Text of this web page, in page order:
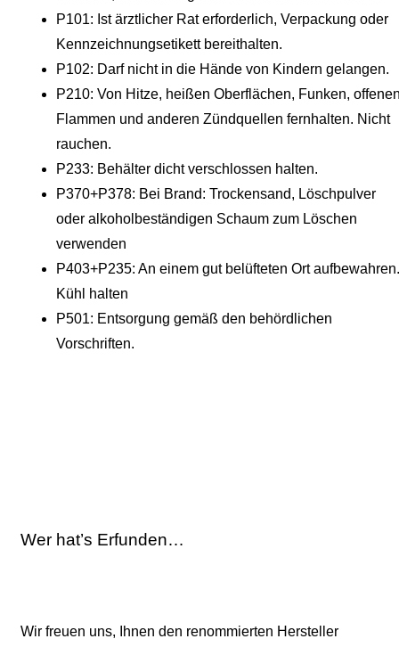
P101: Ist ärztlicher Rat erforderlich, Verpackung oder
Kennzeichnungsetikett bereithalten.
P102: Darf nicht in die Hände von Kindern gelangen.
P210: Von Hitze, heißen Oberflächen, Funken,
Flammen und anderen Zündquellen fernhalten. Nicht
rauchen.
P233: Behälter dicht verschlossen halten.
P370+P378: Bei Brand: Trockensand, Löschpulver
oder alkoholbeständigen Schaum zum Löschen
verwenden
P403+P235: An einem gut belüfteten Ort aufbewahren.
Kühl halten
P501: Entsorgung gemäß den behördlichen
Vorschriften.
Wer hat’s Erfunden…
Wir freuen uns, Ihnen den renommierten Hersteller